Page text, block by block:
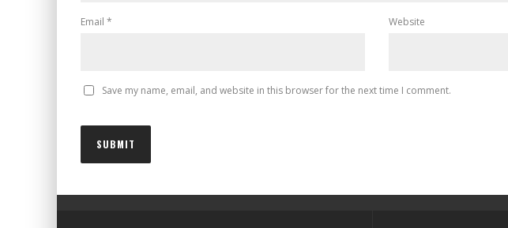
Email * Website
Save my name, email, and website in this browser for the next time I comment.